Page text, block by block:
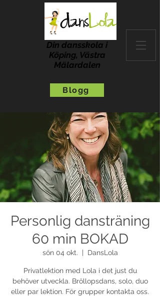
Din dansskola i
Köping, Västra
Mälardalen
Blogg
Personlig dansträning
60 min BOKAD
sön 04 okt. DansLola
Privatlektion med Lola i det just du
behöver utveckla. Bröllopsdans, solo, duo
eller par lektion. För grupper kontakta oss.